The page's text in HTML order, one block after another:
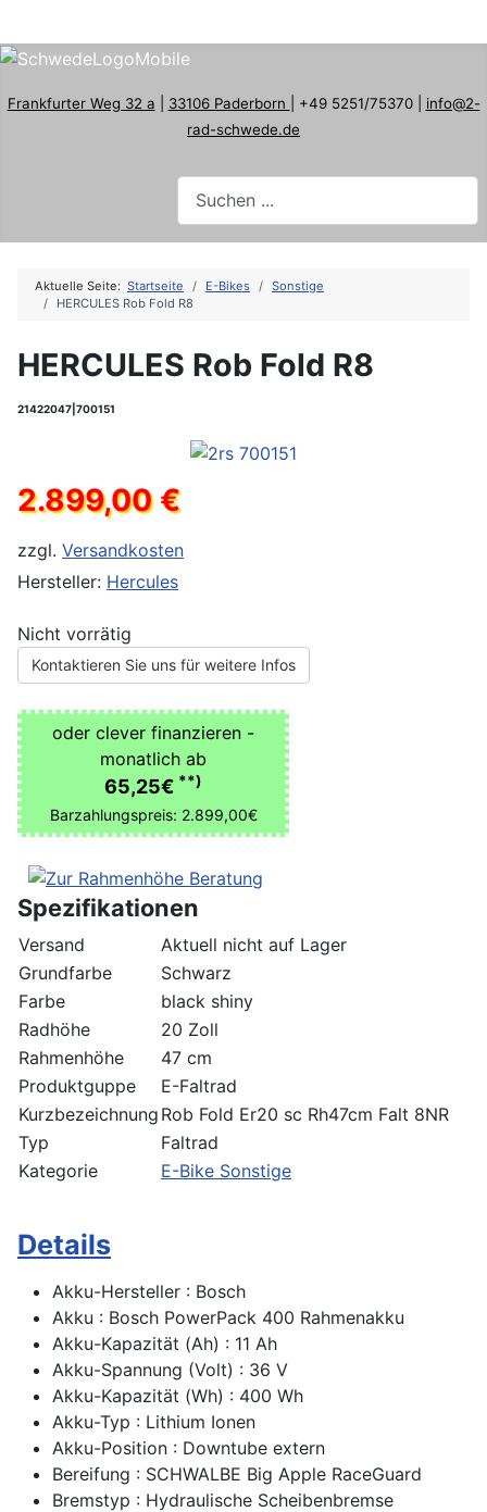
Frankfurter Weg 32 a 33106 Paderborn | +49 5251/75370 | info@2-
rad-schwede.de
Aktuelle Seite: Startseite E-Bikes
Sonstige
HERCULES Rob Fold R8
HERCULES Rob Fold R8
21422047|700151
2.899,00 €
zzgl. Versandkosten
Hersteller: Hercules
Nicht vorrätig
Kontaktieren Sie uns für weitere Infos
oder clever finanzieren -
monatlich ab
65,25€ **)
Barzahlungspreis: 2.899,00€
Spezifikationen
Versand
Aktuell nicht auf Lager
Grundfarbe
Schwarz
Farbe
black shiny
Radhöhe
20 Zoll
Rahmenhöhe
47 cm
Produktguppe
E-Faltrad
Kurzbezeichnung Rob Fold Er20 sc Rh47cm Falt 8NR
Typ
Faltrad
Kategorie
E-Bike Sonstige
Details
Akku-Hersteller : Bosch
Akku : Bosch PowerPack 400 Rahmenakku
Akku-Kapazität (Ah) : 11 Ah
Akku-Spannung (Volt) : 36 V
Akku-Kapazität (Wh) : 400 Wh
Akku-Typ : Lithium Ionen
Akku-Position : Downtube extern
Bereifung : SCHWALBE Big Apple RaceGuard
Bremstyp : Hydraulische Scheibenbremse